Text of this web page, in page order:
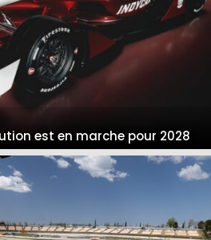
est en marche pour 2028